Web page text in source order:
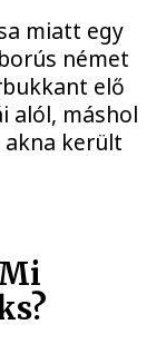
miatt egy
német
elő
alól, máshol
került